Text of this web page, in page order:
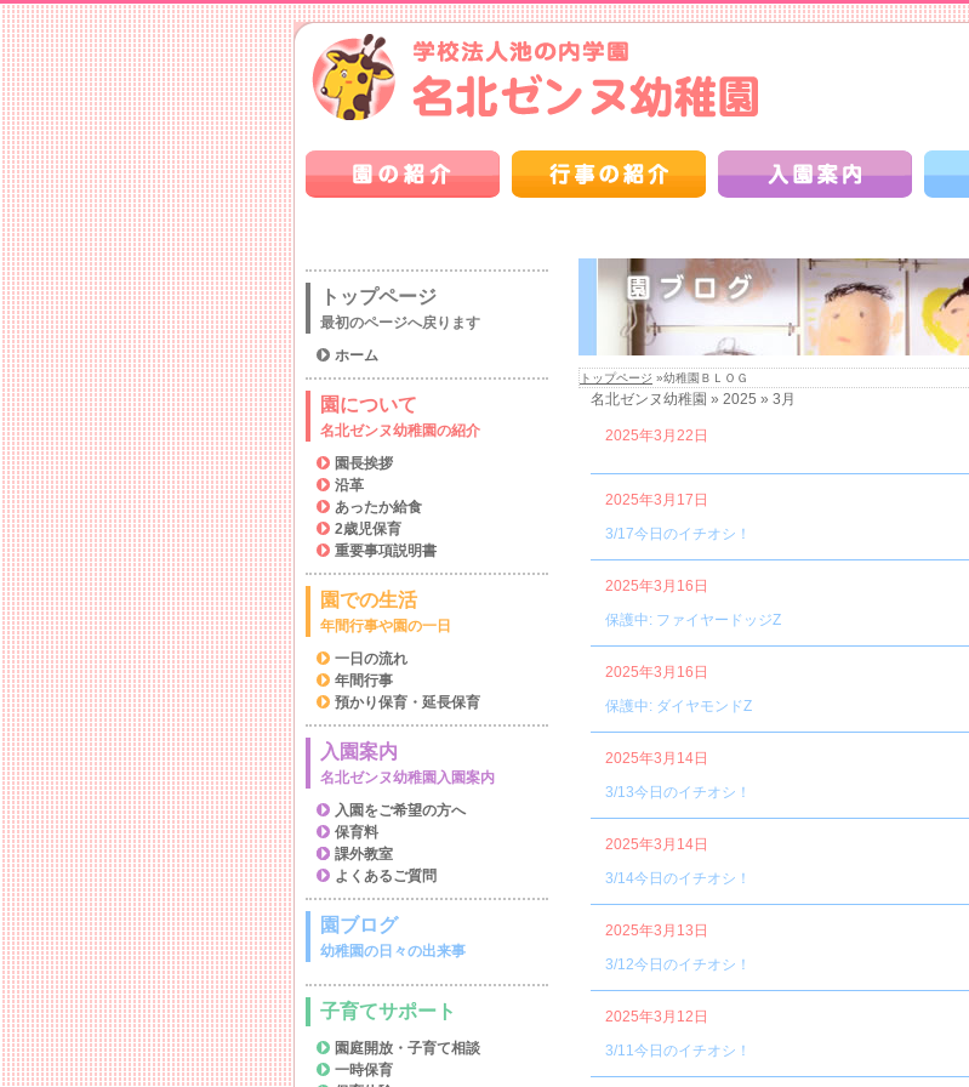
トップページ »幼稚園ＢＬＯＧ
名北ゼンヌ幼稚園 » 2025 » 3月
2025年3月22日
3/17今日のイチオシ！
2025年3月17日
保護中: ファイヤードッジZ
2025年3月16日
保護中: ダイヤモンドZ
2025年3月16日
3/13今日のイチオシ！
2025年3月14日
3/14今日のイチオシ！
2025年3月14日
3/12今日のイチオシ！
2025年3月13日
3/11今日のイチオシ！
2025年3月12日
トップページ
最初のページへ戻ります
ホーム
園について
名北ゼンヌ幼稚園の紹介
園長挨拶
沿革
あったか給食
2歳児保育
重要事項説明書
園での生活
年間行事や園の一日
一日の流れ
年間行事
預かり保育・延長保育
入園案内
名北ゼンヌ幼稚園入園案内
入園をご希望の方へ
保育料
課外教室
よくあるご質問
園ブログ
幼稚園の日々の出来事
子育てサポート
園庭開放・子育て相談
一時保育